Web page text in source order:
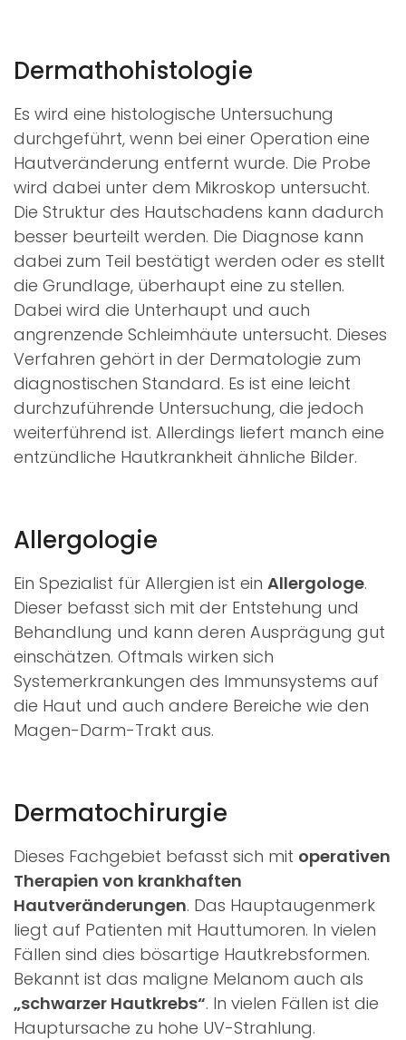
Dermathohistologie
Es wird eine histologische Untersuchung
durchgeführt, wenn bei einer Operation eine
Hautveränderung entfernt wurde. Die Probe
wird dabei unter dem Mikroskop untersucht.
Die Struktur des Hautschadens kann dadurch
besser beurteilt werden. Die Diagnose kann
dabei zum Teil bestätigt werden oder es stellt
die Grundlage, überhaupt eine zu stellen.
Dabei wird die Unterhaupt und auch
angrenzende Schleimhäute untersucht. Dieses
Verfahren gehört in der Dermatologie zum
diagnostischen Standard. Es ist eine leicht
durchzuführende Untersuchung, die jedoch
weiterführend ist. Allerdings liefert manch eine
entzündliche Hautkrankheit ähnliche Bilder.
Allergologie
Ein Spezialist für Allergien ist ein Allergologe.
Dieser befasst sich mit der Entstehung und
Behandlung und kann deren Ausprägung gut
einschätzen. Oftmals wirken sich
Systemerkrankungen des Immunsystems auf
die Haut und auch andere Bereiche wie den
Magen-Darm-Trakt aus.
Dermatochirurgie
Dieses Fachgebiet befasst sich mit operativen
Therapien von krankhaften
Hautveränderungen. Das Hauptaugenmerk
liegt auf Patienten mit Hauttumoren. In vielen
Fällen sind dies bösartige Hautkrebsformen.
Bekannt ist das maligne Melanom auch als
„schwarzer Hautkrebs“. In vielen Fällen ist die
Hauptursache zu hohe UV-Strahlung.